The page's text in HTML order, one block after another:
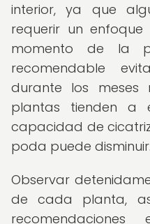
interior, ya que
requerir un
momento de la
recomendable
durante los
plantas tienden a
capacidad de
poda puede disminuir.
Observar
de cada planta,